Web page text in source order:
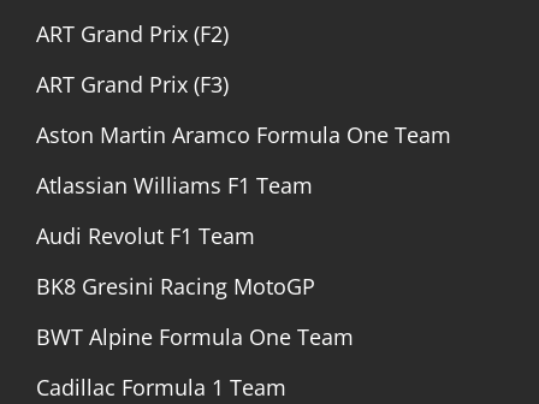
ART Grand Prix (F2)
ART Grand Prix (F3)
Aston Martin Aramco Formula One Team
Atlassian Williams F1 Team
Audi Revolut F1 Team
BK8 Gresini Racing MotoGP
BWT Alpine Formula One Team
Cadillac Formula 1 Team